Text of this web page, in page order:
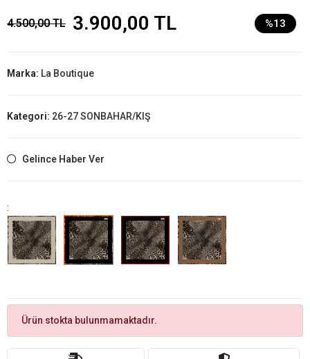
4.500,00 TL 3.900,00 TL %13
Marka: La Boutique
Kategori: 26-27 SONBAHAR/KIŞ
Gelince Haber Ver
:
Ürün stokta bulunmamaktadır.